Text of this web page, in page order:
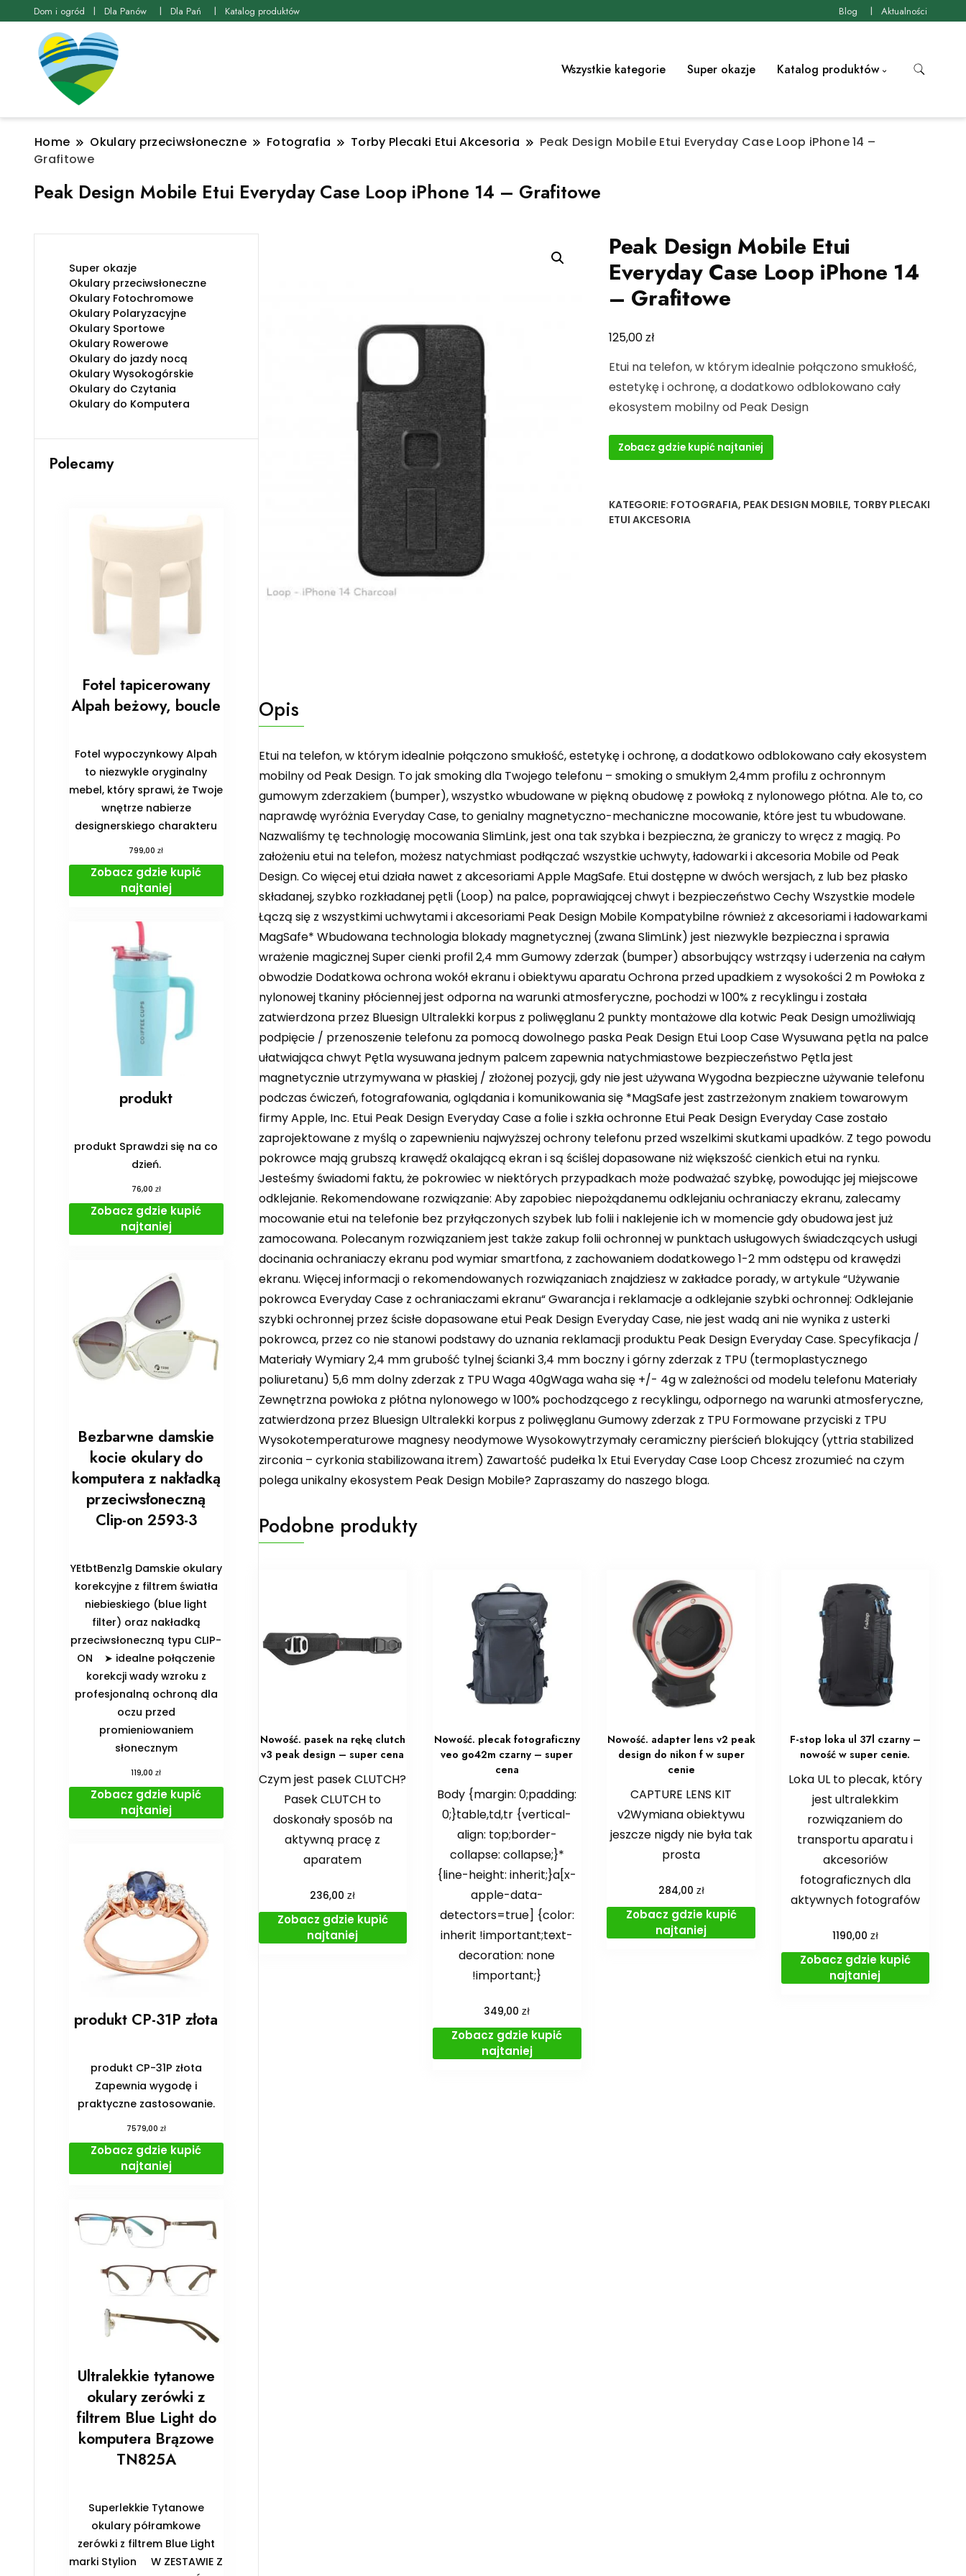
Dom i ogród Dla Panów Dla Pań Katalog produktów Blog Aktualności
Wszystkie kategorie Super okazje Katalog produktów
Home Okulary przeciwsłoneczne Fotografia Torby Plecaki Etui Akcesoria
Peak Design Mobile Etui Everyday Case Loop iPhone 14 –
Grafitowe
Peak Design Mobile Etui Everyday Case Loop iPhone 14 – Grafitowe
Peak Design Mobile Etui
Everyday Case Loop iPhone 14
– Grafitowe
125,00zł
Etui na telefon, w którym idealnie połączono smukłość,
estetykę i ochronę, a dodatkowo odblokowano cały
ekosystem mobilny od Peak Design
Zobacz gdzie kupić najtaniej
KATEGORIE: FOTOGRAFIA, PEAK DESIGN MOBILE, TORBY PLECAKI
ETUI AKCESORIA
Opis
Etui na telefon, w którym idealnie połączono smukłość, estetykę i ochronę, a dodatkowo odblokowano cały ekosystem
mobilny od Peak Design. To jak smoking dla Twojego telefonu – smoking o smukłym 2,4mm profilu z ochronnym
gumowym zderzakiem (bumper), wszystko wbudowane w piękną obudowę z powłoką z nylonowego płótna. Ale to, co
naprawdę wyróżnia Everyday Case, to genialny magnetyczno-mechaniczne mocowanie, które jest tu wbudowane.
Nazwaliśmy tę technologię mocowania SlimLink, jest ona tak szybka i bezpieczna, że graniczy to wręcz z magią. Po
założeniu etui na telefon, możesz natychmiast podłączać wszystkie uchwyty, ładowarki i akcesoria Mobile od Peak
Design. Co więcej etui działa nawet z akcesoriami Apple MagSafe. Etui dostępne w dwóch wersjach, z lub bez płasko
składanej, szybko rozkładanej pętli (Loop) na palce, poprawiającej chwyt i bezpieczeństwo Cechy Wszystkie modele
Łączą się z wszystkimi uchwytami i akcesoriami Peak Design Mobile Kompatybilne również z akcesoriami i ładowarkami
MagSafe* Wbudowana technologia blokady magnetycznej (zwana SlimLink) jest niezwykle bezpieczna i sprawia
wrażenie magicznej Super cienki profil 2,4 mm Gumowy zderzak (bumper) absorbujący wstrząsy i uderzenia na całym
obwodzie Dodatkowa ochrona wokół ekranu i obiektywu aparatu Ochrona przed upadkiem z wysokości 2 m Powłoka z
nylonowej tkaniny płóciennej jest odporna na warunki atmosferyczne, pochodzi w 100% z recyklingu i została
zatwierdzona przez Bluesign Ultralekki korpus z poliwęglanu 2 punkty montażowe dla kotwic Peak Design umożliwiają
podpięcie / przenoszenie telefonu za pomocą dowolnego paska Peak Design Etui Loop Case Wysuwana pętla na palce
ułatwiająca chwyt Pętla wysuwana jednym palcem zapewnia natychmiastowe bezpieczeństwo Pętla jest
magnetycznie utrzymywana w płaskiej / złożonej pozycji, gdy nie jest używana Wygodna bezpieczne używanie telefonu
podczas ćwiczeń, fotografowania, oglądania i komunikowania się *MagSafe jest zastrzeżonym znakiem towarowym
firmy Apple, Inc. Etui Peak Design Everyday Case a folie i szkła ochronne Etui Peak Design Everyday Case zostało
zaprojektowane z myślą o zapewnieniu najwyższej ochrony telefonu przed wszelkimi skutkami upadków. Z tego powodu
pokrowce mają grubszą krawędź okalającą ekran i są ściślej dopasowane niż większość cienkich etui na rynku.
Jesteśmy świadomi faktu, że pokrowiec w niektórych przypadkach może podważać szybkę, powodując jej miejscowe
odklejanie. Rekomendowane rozwiązanie: Aby zapobiec niepożądanemu odklejaniu ochraniaczy ekranu, zalecamy
mocowanie etui na telefonie bez przyłączonych szybek lub folii i naklejenie ich w momencie gdy obudowa jest już
zamocowana. Polecanym rozwiązaniem jest także zakup folii ochronnej w punktach usługowych świadczących usługi
docinania ochraniaczy ekranu pod wymiar smartfona, z zachowaniem dodatkowego 1-2 mm odstępu od krawędzi
ekranu. Więcej informacji o rekomendowanych rozwiązaniach znajdziesz w zakładce porady, w artykule “Używanie
pokrowca Everyday Case z ochraniaczami ekranu“ Gwarancja i reklamacje a odklejanie szybki ochronnej: Odklejanie
szybki ochronnej przez ścisłe dopasowane etui Peak Design Everyday Case, nie jest wadą ani nie wynika z usterki
pokrowca, przez co nie stanowi podstawy do uznania reklamacji produktu Peak Design Everyday Case. Specyfikacja /
Materiały Wymiary 2,4 mm grubość tylnej ścianki 3,4 mm boczny i górny zderzak z TPU (termoplastycznego
poliuretanu) 5,6 mm dolny zderzak z TPU Waga 40gWaga waha się +/- 4g w zależności od modelu telefonu Materiały
Zewnętrzna powłoka z płótna nylonowego w 100% pochodzącego z recyklingu, odpornego na warunki atmosferyczne,
zatwierdzona przez Bluesign Ultralekki korpus z poliwęglanu Gumowy zderzak z TPU Formowane przyciski z TPU
Wysokotemperaturowe magnesy neodymowe Wysokowytrzymały ceramiczny pierścień blokujący (yttria stabilized
zirconia – cyrkonia stabilizowana itrem) Zawartość pudełka 1x Etui Everyday Case Loop Chcesz zrozumieć na czym
polega unikalny ekosystem Peak Design Mobile? Zapraszamy do naszego bloga.
Podobne produkty
Nowość. pasek na rękę clutch
v3 peak design – super cena
Czym jest pasek CLUTCH?
Pasek CLUTCH to
doskonały sposób na
aktywną pracę z
aparatem
236,00zł
Zobacz gdzie kupić
najtaniej
Nowość. plecak fotograficzny
veo go42m czarny – super
cena
Body {margin: 0;padding:
0;}table,td,tr {vertical-
align: top;border-
collapse: collapse;}*
{line-height: inherit;}a[x-
apple-data-
detectors=true] {color:
inherit !important;text-
decoration: none
!important;}
349,00zł
Zobacz gdzie kupić
najtaniej
Nowość. adapter lens v2 peak
design do nikon f w super
cenie
CAPTURE LENS KIT
v2Wymiana obiektywu
jeszcze nigdy nie była tak
prosta
284,00 zł
Zobacz gdzie kupić
najtaniej
F-stop loka ul 37l czarny –
nowość w super cenie.
Loka UL to plecak, który
jest ultralekkim
rozwiązaniem do
transportu aparatu i
akcesoriów
fotograficznych dla
aktywnych fotografów
1190,00 zł
Zobacz gdzie kupić
najtaniej
Super okazje
Okulary przeciwsłoneczne
Okulary Fotochromowe
Okulary Polaryzacyjne
Okulary Sportowe
Okulary Rowerowe
Okulary do jazdy nocą
Okulary Wysokogórskie
Okulary do Czytania
Okulary do Komputera
Polecamy
Fotel tapicerowany
Alpah beżowy, boucle
Fotel wypoczynkowy Alpah
to niezwykle oryginalny
mebel, który sprawi, że Twoje
wnętrze nabierze
designerskiego charakteru
799,00zł
Zobacz gdzie kupić
najtaniej
produkt
produkt Sprawdzi się na co
dzień.
76,00 zł
Zobacz gdzie kupić
najtaniej
Bezbarwne damskie
kocie okulary do
komputera z nakładką
przeciwsłoneczną
Clip-on 2593-3
YEtbtBenz1g Damskie okulary
korekcyjne z filtrem światła
niebieskiego (blue light
filter) oraz nakładką
przeciwsłoneczną typu CLIP-
ON ➤ idealne połączenie
korekcji wady wzroku z
profesjonalną ochroną dla
oczu przed
promieniowaniem
słonecznym
119,00zł
Zobacz gdzie kupić
najtaniej
produkt CP-31P złota
produkt CP-31P złota
Zapewnia wygodę i
praktyczne zastosowanie.
7579,00 zł
Zobacz gdzie kupić
najtaniej
Ultralekkie tytanowe
okulary zerówki z
filtrem Blue Light do
komputera Brązowe
TN825A
Superlekkie Tytanowe
okulary półramkowe
zerówki z filtrem Blue Light
marki Stylion ️W ZESTAWIE Z